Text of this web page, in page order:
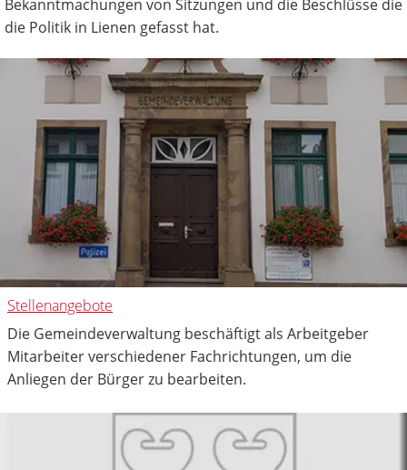
Bekanntmachungen von Sitzungen und die Beschlüsse die
die Politik in Lienen gefasst hat.
Stellenangebote
Die Gemeindeverwaltung beschäftigt als Arbeitgeber
Mitarbeiter verschiedener Fachrichtungen, um die
Anliegen der Bürger zu bearbeiten.